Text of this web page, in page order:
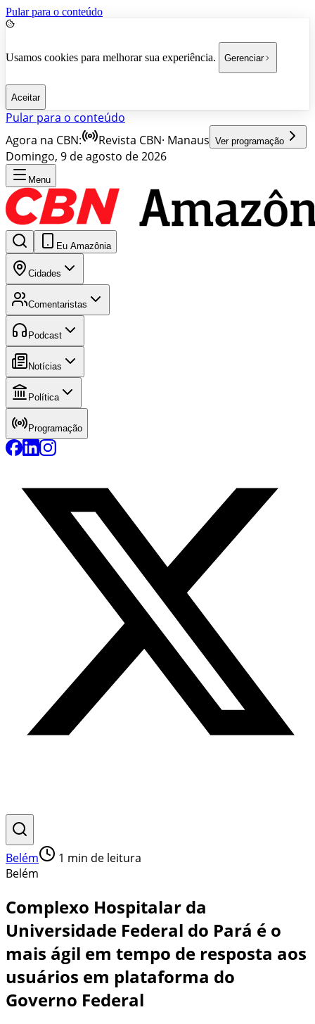
Pular para o conteúdo
Usamos cookies para melhorar sua experiência. Gerenciar
Aceitar
Pular para o conteúdo
Agora na CBN:
Revista CBN· Manaus Ver programação
Domingo, 9 de agosto de 2026
Menu
Eu Amazônia
Cidades
Comentaristas
Podcast
Notícias
Política
Programação
Belém 1 min de leitura
Belém
Complexo Hospitalar da
Universidade Federal do Pará é o
mais ágil em tempo de resposta aos
usuários em plataforma do
Governo Federal